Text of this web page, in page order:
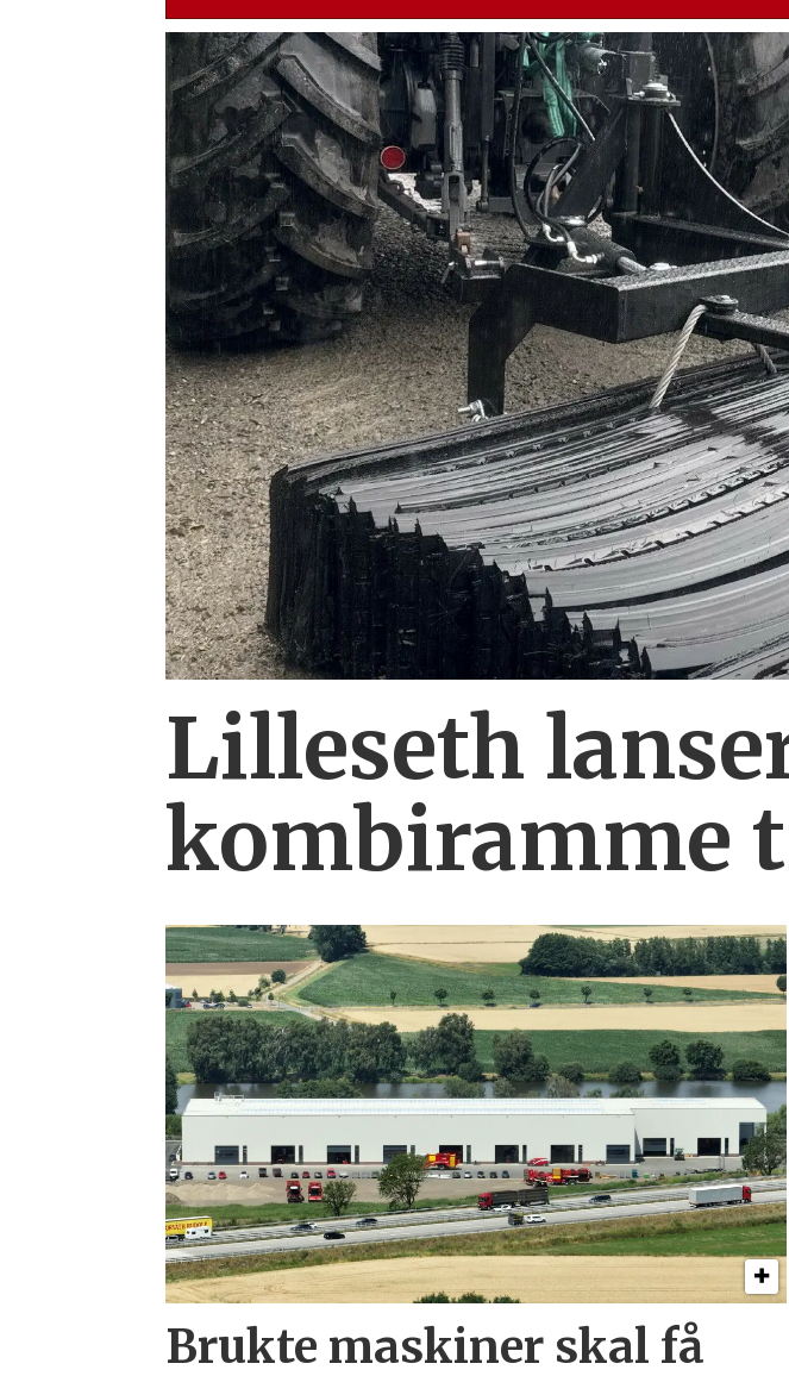
Lilleseth
kombi­ramme
Brukte maskiner skal få